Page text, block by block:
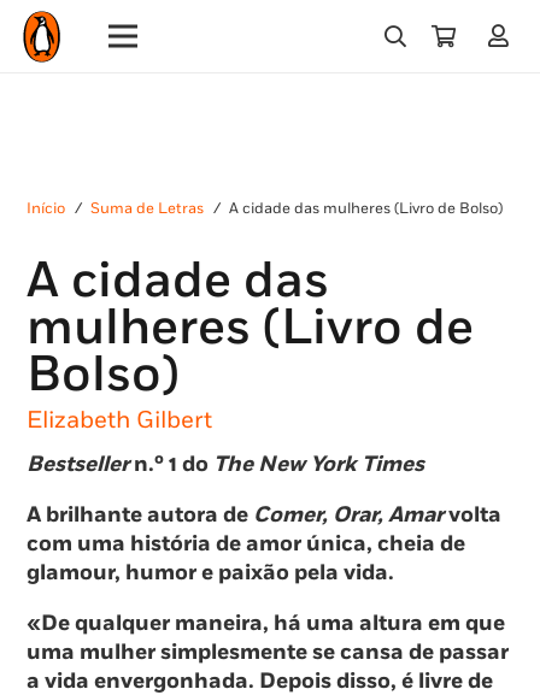
Início / Suma de Letras / A cidade das mulheres (Livro de Bolso)
A cidade das
mulheres (Livro de
Bolso)
Elizabeth Gilbert
Bestsellern.º 1 do The New York Times
A brilhante autora de Comer, Orar, Amarvolta
com uma história de amor única, cheia de
glamour, humor e paixão pela vida.
«De qualquer maneira, há uma altura em que
uma mulher simplesmente se cansa de passar
a vida envergonhada. Depois disso, é livre de